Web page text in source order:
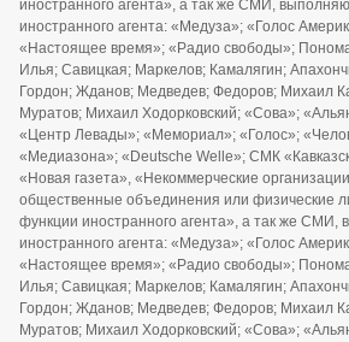
иностранного агента», а так же СМИ,
иностранного агента: «Медуза»; «Голос
«Настоящее время»; «Радио свободы»;
Илья; Савицкая; Маркелов; Камалягин;
Гордон; Жданов; Медведев; Федоров; Михаил
Муратов; Михаил Ходорковский; «Сова»;
«Центр Левады»; «Мемориал»; «Голос»;
«Медиазона»; «Deutsche Welle»; СМК
«Новая газета», «Некоммерческие
общественные объединения или физические
функции иностранного агента», а так же
иностранного агента: «Медуза»; «Голос
«Настоящее время»; «Радио свободы»;
Илья; Савицкая; Маркелов; Камалягин;
Гордон; Жданов; Медведев; Федоров; Михаил
Муратов; Михаил Ходорковский; «Сова»;